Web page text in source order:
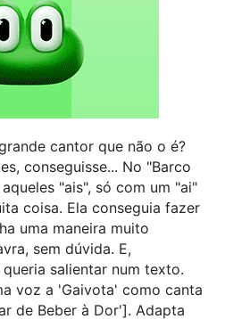
cantor que não o é?
conseguisse... No "Barco
"ais", só com um "ai"
coisa. Ela conseguia fazer
uma maneira muito
sem dúvida. E,
salientar num texto.
voz a 'Gaivota' como canta
de Beber à Dor']. Adapta